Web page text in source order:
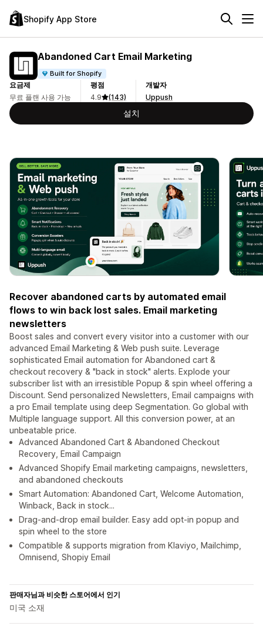
Shopify App Store
Abandoned Cart Email Marketing
Built for Shopify
요금제
무료 플랜 사용 가능
평점
4.9
(143)
개발자
Uppush
설치
Recover abandoned carts by automated email
flows to win back lost sales. Email marketing
newsletters
Boost sales and convert every visitor into a customer with our
advanced Email Marketing & Web push suite. Leverage
sophisticated Email automation for Abandoned cart &
checkout recovery & "back in stock" alerts. Explode your
subscriber list with an irresistible Popup & spin wheel offering a
Discount. Send personalized Newsletters, Email campaigns with
a pro Email template using deep Segmentation. Go global with
Multiple language support. All this conversion power, at an
unbeatable price.
Advanced Abandoned Cart & Abandoned Checkout
Recovery, Email Campaign
Advanced Shopify Email marketing campaigns, newsletters,
and abandoned checkouts
Smart Automation: Abandoned Cart, Welcome Automation,
Winback, Back in stock...
Drag-and-drop email builder. Easy add opt-in popup and
spin wheel to the store
Compatible & supports migration from Klaviyo, Mailchimp,
Omnisend, Shopiy Email
판매자님과 비슷한 스토어에서 인기
미국 소재